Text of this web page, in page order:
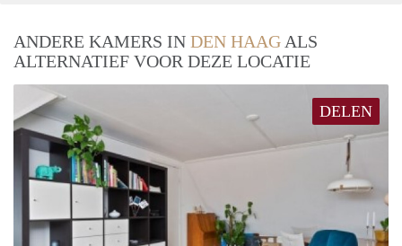
ANDERE KAMERS IN DEN HAAG ALS
ALTERNATIEF VOOR DEZE LOCATIE
DELEN